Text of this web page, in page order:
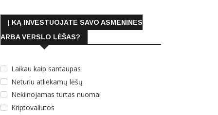
Į KĄ INVESTUOJATE SAVO ASMENINES
ARBA VERSLO LĖŠAS?
Laikau kaip santaupas
Neturiu atliekamų lėšų
Nekilnojamas turtas nuomai
Kriptovaliutos